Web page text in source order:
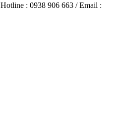
: 0938 906 663 / Email :